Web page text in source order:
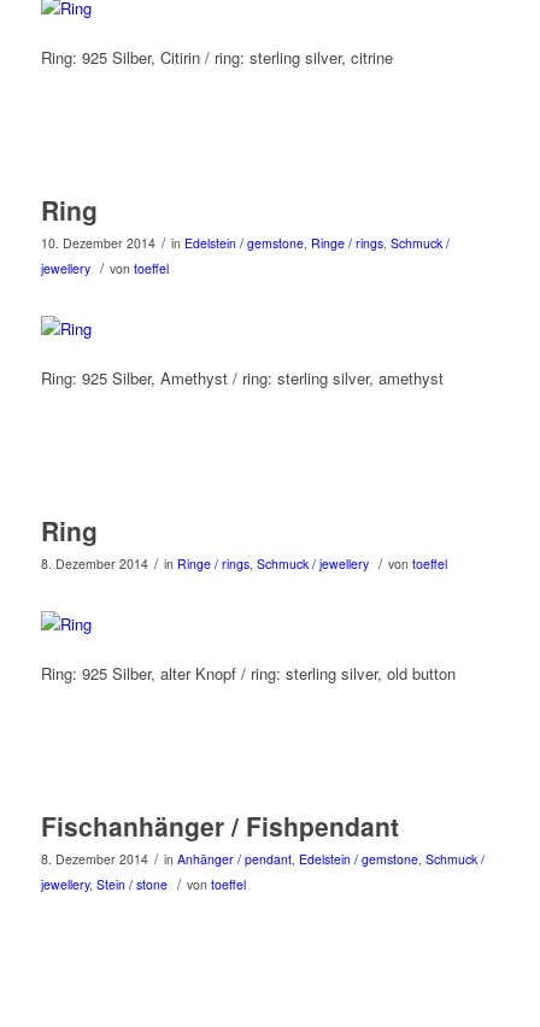
Ring: 925 Silber, Citirin / ring: sterling silver, citrine
Ring
10. Dezember 2014 / in Edelstein / gemstone, Ringe / rings, Schmuck /
jewellery / von toeffel
Ring: 925 Silber, Amethyst / ring: sterling silver, amethyst
Ring
8. Dezember 2014 / in Ringe / rings, Schmuck / jewellery / von toeffel
Ring: 925 Silber, alter Knopf / ring: sterling silver, old button
Fischanhänger / Fishpendant
8. Dezember 2014 / in Anhänger / pendant, Edelstein / gemstone, Schmuck /
jewellery, Stein / stone / von toeffel